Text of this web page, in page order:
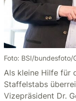
Foto: BSI/bundesfoto/
Als kleine Hilfe für
Staffelstabs
Vizepräsident Dr.